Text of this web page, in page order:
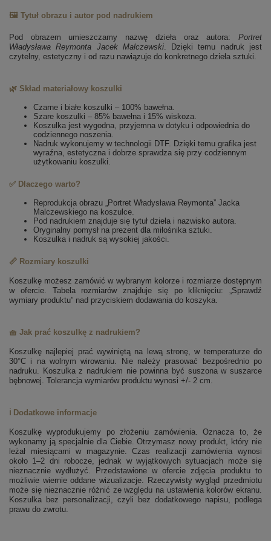
🖼️ Tytuł obrazu i autor pod nadrukiem
Pod obrazem umieszczamy nazwę dzieła oraz autora: Portret
Władysława Reymonta Jacek Malczewski. Dzięki temu nadruk jest
czytelny, estetyczny i od razu nawiązuje do konkretnego dzieła sztuki.
🌿 Skład materiałowy koszulki
Czarne i białe koszulki – 100% bawełna.
Szare koszulki – 85% bawełna i 15% wiskoza.
Koszulka jest wygodna, przyjemna w dotyku i odpowiednia do
codziennego noszenia.
Nadruk wykonujemy w technologii DTF. Dzięki temu grafika jest
wyraźna, estetyczna i dobrze sprawdza się przy codziennym
użytkowaniu koszulki.
✅ Dlaczego warto?
Reprodukcja obrazu „Portret Władysława Reymonta” Jacka
Malczewskiego na koszulce.
Pod nadrukiem znajduje się tytuł dzieła i nazwisko autora.
Oryginalny pomysł na prezent dla miłośnika sztuki.
Koszulka i nadruk są wysokiej jakości.
📏 Rozmiary koszulki
Koszulkę możesz zamówić w wybranym kolorze i rozmiarze dostępnym
w ofercie. Tabela rozmiarów znajduje się po kliknięciu: „Sprawdź
wymiary produktu” nad przyciskiem dodawania do koszyka.
🧺 Jak prać koszulkę z nadrukiem?
Koszulkę najlepiej prać wywiniętą na lewą stronę, w temperaturze do
30°C i na wolnym wirowaniu. Nie należy prasować bezpośrednio po
nadruku. Koszulka z nadrukiem nie powinna być suszona w suszarce
bębnowej. Tolerancja wymiarów produktu wynosi +/- 2 cm.
ℹ️ Dodatkowe informacje
Koszulkę wyprodukujemy po złożeniu zamówienia. Oznacza to, że
wykonamy ją specjalnie dla Ciebie. Otrzymasz nowy produkt, który nie
leżał miesiącami w magazynie. Czas realizacji zamówienia wynosi
około 1–2 dni robocze, jednak w wyjątkowych sytuacjach może się
nieznacznie wydłużyć. Przedstawione w ofercie zdjęcia produktu to
możliwie wiernie oddane wizualizacje. Rzeczywisty wygląd przedmiotu
może się nieznacznie różnić ze względu na ustawienia kolorów ekranu.
Koszulka bez personalizacji, czyli bez dodatkowego napisu, podlega
prawu do zwrotu.